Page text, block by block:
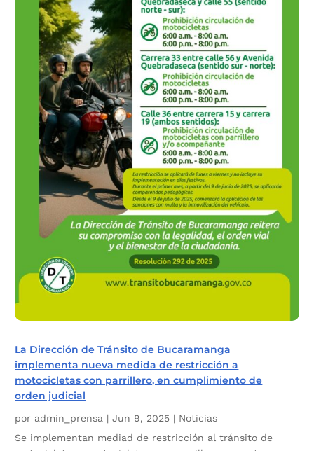
La Dirección de Tránsito de Bucaramanga
implementa nueva medida de restricción a
motocicletas con parrillero, en cumplimiento de
orden judicial
por admin_prensa |Jun 9, 2025 | Noticias
Se implementan mediad de restricción al tránsito de